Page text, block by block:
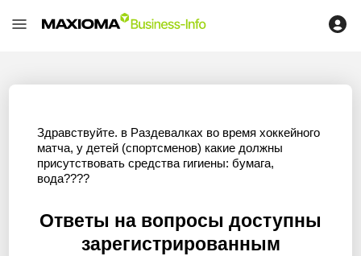
Здравствуйте. в Раздевалках во время хоккейного
матча, у детей (спортсменов) какие должны
присутствовать средства гигиены: бумага,
вода????
Ответы на вопросы доступны
зарегистрированным